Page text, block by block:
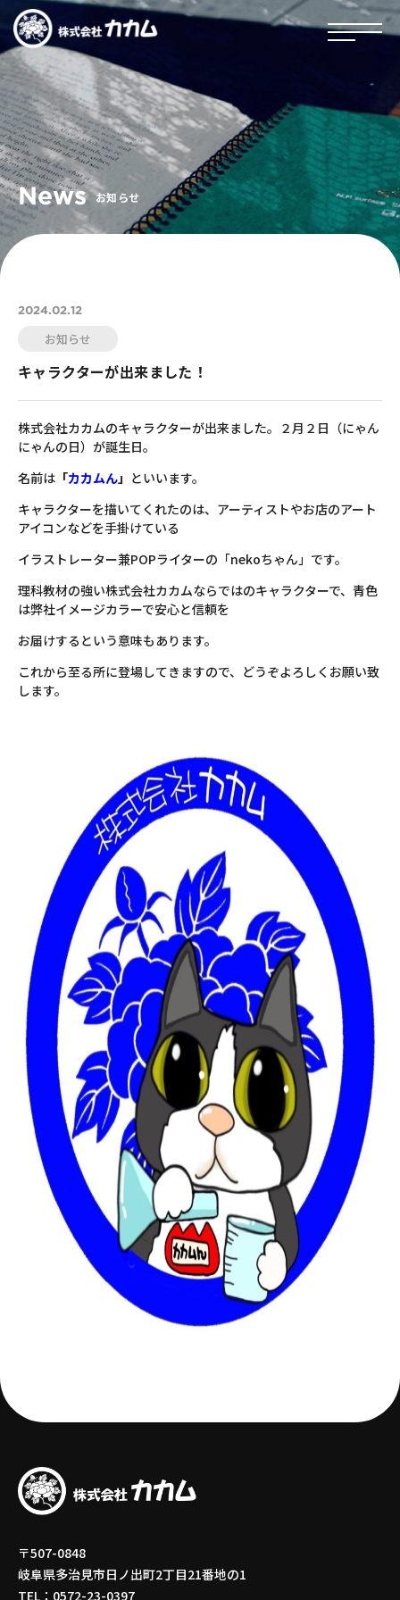
News お知らせ
2024.02.12
お知らせ
キャラクターが出来ました！
株式会社カカムのキャラクターが出来ました。２月２日（にゃん
にゃんの日）が誕生日。
名前は 「カカムん」 といいます。
キャラクターを描いてくれたのは、アーティストやお店のアート
アイコンなどを手掛けている
イラストレーター兼POPライターの「nekoちゃん」です。
理科教材の強い株式会社カカムならではのキャラクターで、青色
は弊社イメージカラーで安心と信頼を
お届けするという意味もあります。
これから至る所に登場してきますので、どうぞよろしくお願い致
します。
〒507-0848
岐阜県多治見市日ノ出町2丁目21番地の1
TEL：0572-23-0397